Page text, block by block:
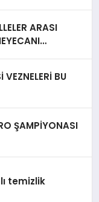
ARASI
VEZNELERİ BU
ŞAMPİYONASI
temizlik